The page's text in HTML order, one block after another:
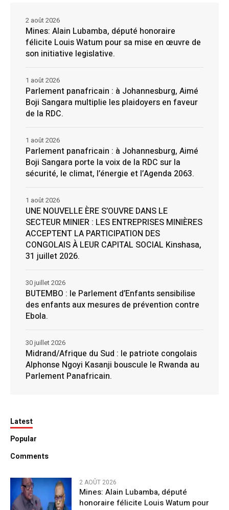
Mines: Alain Lubamba, député honoraire
félicite Louis Watum pour sa mise en œuvre de
son initiative legislative.
2 août 2026
Parlement panafricain : à Johannesburg, Aimé
Boji Sangara multiplie les plaidoyers en faveur
de la RDC.
1 août 2026
Parlement panafricain : à Johannesburg, Aimé
Boji Sangara porte la voix de la RDC sur la
sécurité, le climat, l’énergie et l’Agenda 2063.
1 août 2026
UNE NOUVELLE ÈRE S’OUVRE DANS LE
SECTEUR MINIER : LES ENTREPRISES MINIÈRES
ACCEPTENT LA PARTICIPATION DES
CONGOLAIS À LEUR CAPITAL SOCIAL Kinshasa,
31 juillet 2026.
1 août 2026
BUTEMBO : le Parlement d’Enfants sensibilise
des enfants aux mesures de prévention contre
Ebola.
30 juillet 2026
Midrand/Afrique du Sud : le patriote congolais
Alphonse Ngoyi Kasanji bouscule le Rwanda au
Parlement Panafricain.
30 juillet 2026
Latest
Popular
Comments
2 AOÛT 2026
Mines: Alain Lubamba, député
honoraire félicite Louis Watum pour